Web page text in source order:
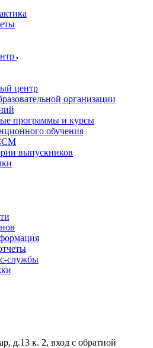
центр
организации
программы и курсы
обучения
выпускников
службы
д.13 к. 2, вход с обратной